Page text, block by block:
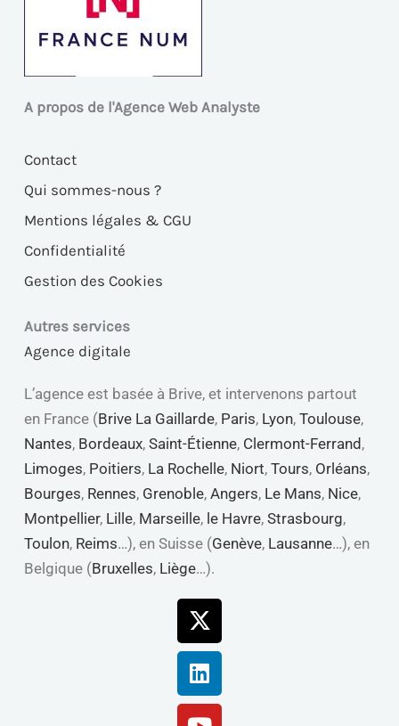
A propos de l'Agence Web Analyste
Contact
Qui sommes-nous ?
Mentions légales & CGU
Confidentialité
Gestion des Cookies
Autres services
Agence digitale
L’agence est basée à Brive, et intervenons partout
en France (Brive La Gaillarde, Paris, Lyon, Toulouse,
Nantes, Bordeaux, Saint-Étienne, Clermont-Ferrand,
Limoges, Poitiers, La Rochelle, Niort, Tours, Orléans,
Bourges, Rennes, Grenoble, Angers, Le Mans, Nice,
Montpellier, Lille, Marseille, le Havre, Strasbourg,
Toulon, Reims…), en Suisse (Genève, Lausanne…), en
Belgique (Bruxelles, Liège…).
X-
twitter
Linkedin
Youtube
Facebook